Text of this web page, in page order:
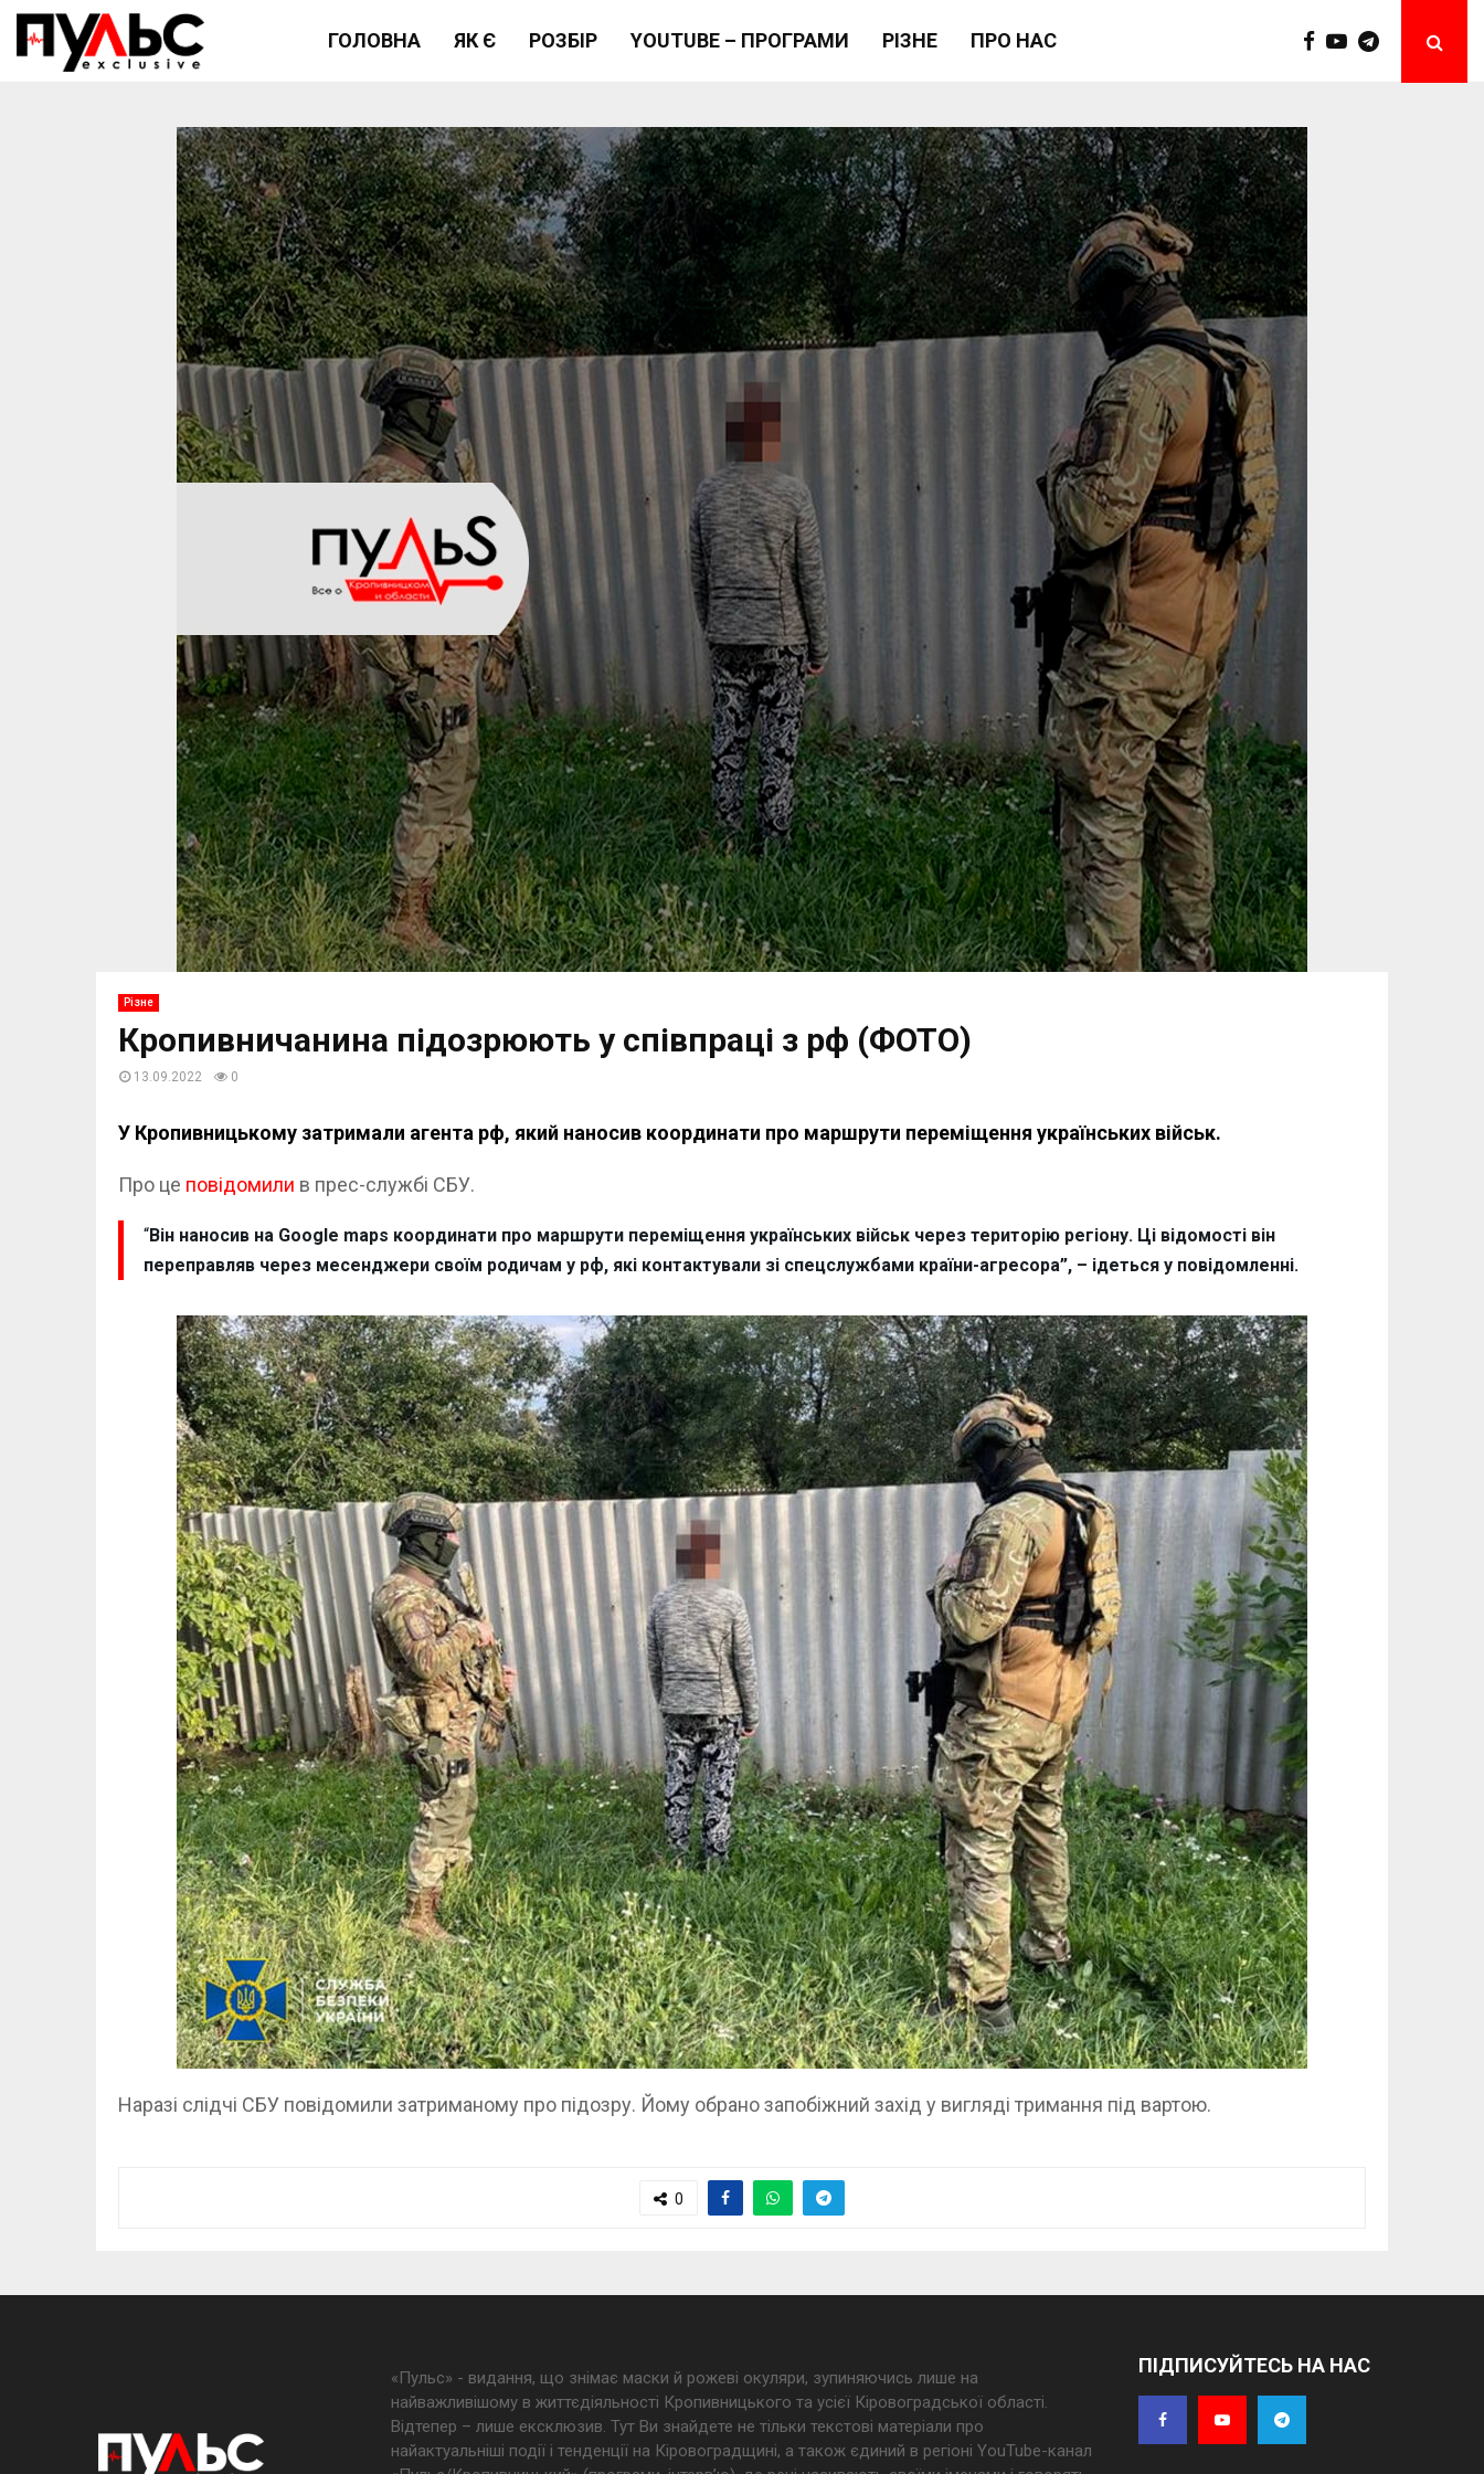
ГОЛОВНА ЯК Є РОЗБІР YOUTUBE – ПРОГРАМИ РІЗНЕ ПРО НАС
Різне
Кропивничанина підозрюють у співпраці з рф (ФОТО)
13.09.2022 0
У Кропивницькому затримали агента рф, який наносив координати про маршрути переміщення українських військ.
Про це повідомили в прес-службі СБУ.
“Він наносив на Google maps координати про маршрути переміщення українських військ через територію регіону. Ці відомості він
переправляв через месенджери своїм родичам у рф, які контактували зі спецслужбами країни-агресора”, – ідеться у повідомленні.
Наразі слідчі СБУ повідомили затриманому про підозру. Йому обрано запобіжний захід у вигляді тримання під вартою.
0
«Пульс» - видання, що знімає маски й рожеві окуляри, зупиняючись лише на
найважливішому в життєдіяльності Кропивницького та усієї Кіровоградської області.
Відтепер – лише ексклюзив. Тут Ви знайдете не тільки текстові матеріали про
найактуальніші події і тенденції на Кіровоградщині, а також єдиний в регіоні YouTube-канал
ПІДПИСУЙТЕСЬ НА НАС